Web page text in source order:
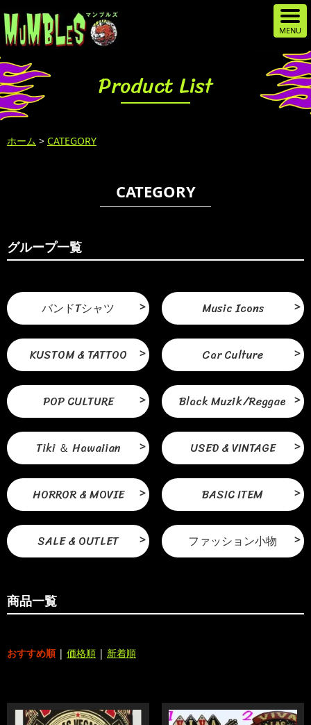
Product List
ホーム > CATEGORY
CATEGORY
グループ一覧
バンドTシャツ Music Icons
KUSTOM & TATTOO Car Culture
POP CULTURE Black Muzik/Reggae
Tiki ＆ Hawaiian USED & VINTAGE
HORROR & MOVIE BASIC ITEM
SALE & OUTLET ファッション小物
商品一覧
おすすめ順 | 価格順 | 新着順